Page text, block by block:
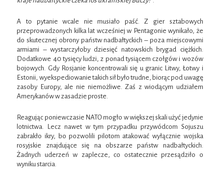
A to pytanie wcale nie musiało paść. Z gier sztabowych
przeprowadzonych kilka lat wcześniej w Pentagonie wynikało, że
do skutecznej obrony państw nadbałtyckich – poza miejscowymi
armiami – wystarczyłoby dziesięć natowskich brygad ciężkich.
Dodatkowe 40 tysięcy ludzi, z ponad tysiącem czołgów i wozów
bojowych. Gdy Rosjanie koncentrowali się u granic Litwy, Łotwy i
Estonii, wyekspediowanie takich sił było trudne, biorąc pod uwagę
zasoby Europy, ale nie niemożliwe. Zaś z wiodącym udziałem
Amerykanów w zasadzie proste.
Reagując poniewczasie NATO mogło w większej skali użyć jedynie
lotnictwa. Lecz nawet w tym przypadku przywódcom Sojuszu
zabrakło ikry, bo pozwolili pilotom atakować wyłącznie wojska
rosyjskie znajdujące się na obszarze państw nadbałtyckich.
Żadnych uderzeń w zaplecze, co ostatecznie przesądziło o
wyniku starcia.